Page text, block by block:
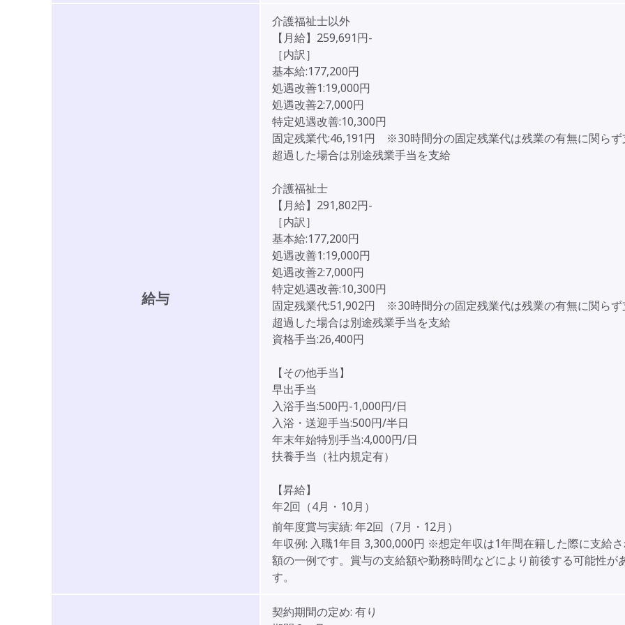
給与
介護福祉士以外
【月給】259,691円-
［内訳］
基本給:177,200円
処遇改善1:19,000円
処遇改善2:7,000円
特定処遇改善:10,300円
固定残業代:46,191円 ※30時間分の固定残業代は残業の有無に関らず
超過した場合は別途残業手当を支給
介護福祉士
【月給】291,802円-
［内訳］
基本給:177,200円
処遇改善1:19,000円
処遇改善2:7,000円
特定処遇改善:10,300円
固定残業代:51,902円 ※30時間分の固定残業代は残業の有無に関らず
超過した場合は別途残業手当を支給
資格手当:26,400円
【その他手当】
早出手当
入浴手当:500円-1,000円/日
入浴・送迎手当:500円/半日
年末年始特別手当:4,000円/日
扶養手当（社内規定有）
【昇給】
年2回（4月・10月）
前年度賞与実績: 年2回（7月・12月）
年収例: 入職1年目 3,300,000円 ※想定年収は1年間在籍した際に支給
額の一例です。賞与の支給額や勤務時間などにより前後する可能性が
す。
契約期間の定め: 有り